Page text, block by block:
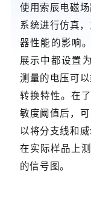
使用索辰电磁
系统进行仿真
器性能的影响
展示中都设置
测量的电压可
转换特性。在
敏度阈值后，
以将分支线和
在实际样品上
的信号图。